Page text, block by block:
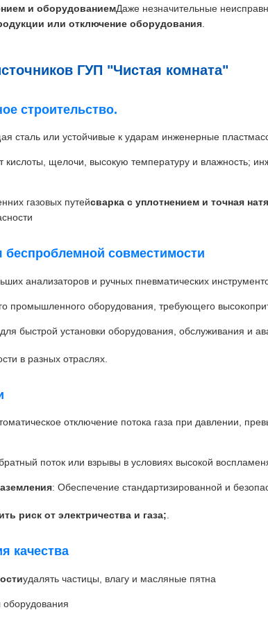
и оборудованиемДаже незначительные
или отключение оборудования
ГУП "Чистая комната"
строительство.
сталь или устойчивые к ударам инженерные
щелочи, высокую температуру и влажность;
газовых путейсварка с уплотнением и точная
совместимости
анализаторов и ручных пневматических
промышленного оборудования, требующего
быстрой установки оборудования, обслуживания и
в разных отраслях.
отключение потока газа при давлении,
поток или взрывы в условиях высокой
: Обеспечение стандартизированной и
риск от электричества и газа;
качества
удалять частицы, влагу и масляные пятна
оборудования